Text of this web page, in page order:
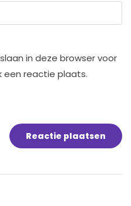
in deze browser voor
een reactie plaats.